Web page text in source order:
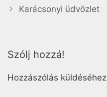
Karácsonyi üdvözlet
Szólj hozzá!
Hozzászólás küldéséhez